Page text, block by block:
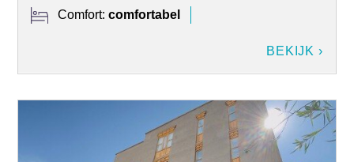
Comfort:comfortabel
BEKIJK ›